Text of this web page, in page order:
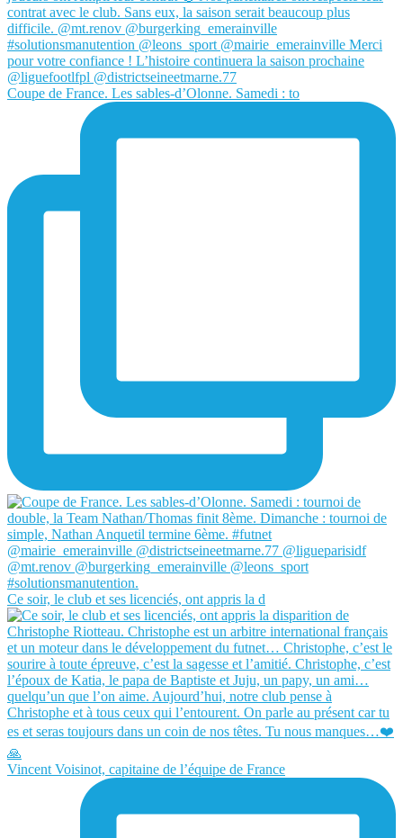
Coupe de France. Les sables-d’Olonne. Samedi : to
Ce soir, le club et ses licenciés, ont appris la d
Vincent Voisinot, capitaine de l’équipe de France